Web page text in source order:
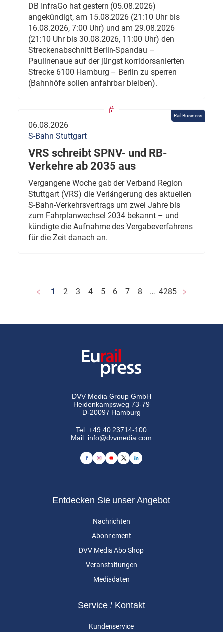
DB InfraGo hat gestern (05.08.2026)
angekündigt, am 15.08.2026 (21:10 Uhr bis
16.08.2026, 7:00 Uhr) und am 29.08.2026
(21:10 Uhr bis 30.08.2026, 11:00 Uhr) den
Streckenabschnitt Berlin-Spandau –
Paulinenaue auf der jüngst korridorsanierten
Strecke 6100 Hamburg – Berlin zu sperren
(Bahnhöfe sollen anfahrbar bleiben).
Rail Business
06.08.2026
S-Bahn Stuttgart
VRS schreibt SPNV- und RB-
Verkehre ab 2035 aus
Vergangene Woche gab der Verband Region
Stuttgart (VRS) die Verlängerung des aktuellen
S-Bahn-Verkehrsvertrags um zwei Jahre bis
zum Fahrplanwechsel 2034 bekannt – und
kündigte die Aufnahme des Vergabeverfahrens
für die Zeit danach an.
1 2 3 4 5 6 7 8 … 4285
DVV Media Group GmbH
Heidenkampsweg 73-79
D-20097 Hamburg
Tel:+49 40 23714-100
Mail: info@dvvmedia.com
Entdecken Sie unser Angebot
Nachrichten
Abonnement
DVV Media Abo Shop
Veranstaltungen
Mediadaten
Service / Kontakt
Kundenservice